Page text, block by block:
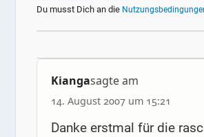
Du musst Dich an die
Kiangasagte am
14. August 2007 um 15:21
Danke erstmal für die